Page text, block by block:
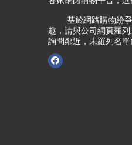
基於網路購物紛爭
趣，請與公司網頁羅
詢問鄰近，未羅列